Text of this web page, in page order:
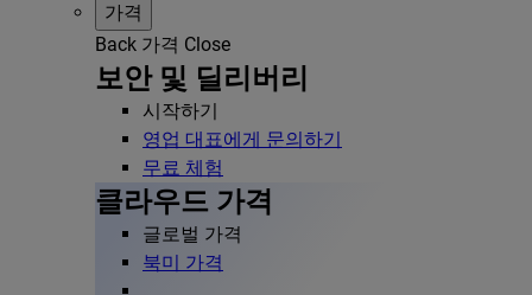
가격
Back 가격 Close
보안 및 딜리버리
시작하기
영업 대표에게 문의하기
무료 체험
클라우드 가격
글로벌 가격
북미 가격